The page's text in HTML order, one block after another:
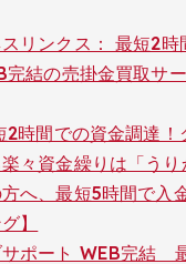
リンクス： 最短2時
結の売掛金買取サー
2時間での資金調達！
々資金繰りは「うり
へ、最短5時間で入
】
サポート WEB完結